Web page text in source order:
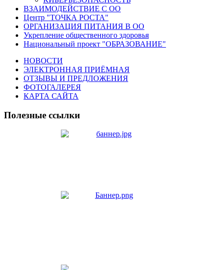
ВЗАИМОДЕЙСТВИЕ С ОО
Центр "ТОЧКА РОСТА"
ОРГАНИЗАЦИЯ ПИТАНИЯ В ОО
Укрепление общественного здоровья
Национальный проект "ОБРАЗОВАНИЕ"
НОВОСТИ
ЭЛЕКТРОННАЯ ПРИЁМНАЯ
ОТЗЫВЫ И ПРЕДЛОЖЕНИЯ
ФОТОГАЛЕРЕЯ
КАРТА САЙТА
Полезные ссылки